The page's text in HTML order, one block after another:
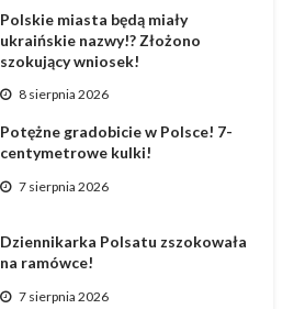
Polskie miasta będą miały
ukraińskie nazwy!? Złożono
szokujący wniosek!
8 sierpnia 2026
Potężne gradobicie w Polsce! 7-
centymetrowe kulki!
7 sierpnia 2026
Dziennikarka Polsatu zszokowała
na ramówce!
7 sierpnia 2026